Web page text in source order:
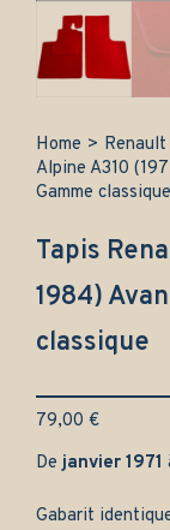
Home > Renault
Alpine A310
Gamme classique
Tapis
1984)
classique
79,00 €
Dejanvier 1971
Gabarit